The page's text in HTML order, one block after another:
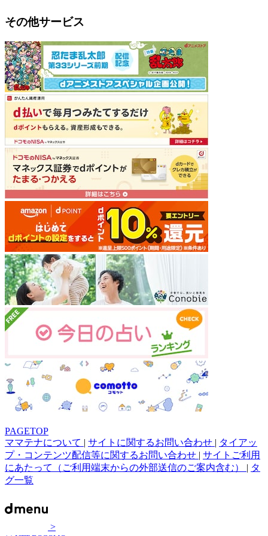
その他サービス
PAGETOP
ママテナについて | サイトに関するお問い合わせ | タイアッ
プ・コンテンツ配信等に関するお問い合わせ | サイトご利用
にあたって（ご利用端末からの外部送信のご案内含む） | タ
グ一覧
>